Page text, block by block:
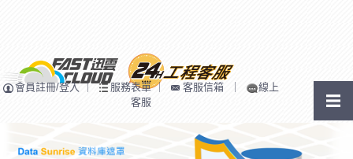
會員註冊/登入｜ 服務表單｜ 客服信箱 ｜
線上
客服